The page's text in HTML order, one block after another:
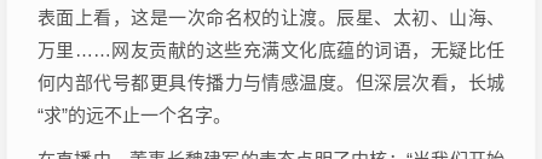
表面上看，这是一次命名权的让渡。辰星、太初、山海、
万里……网友贡献的这些充满文化底蕴的词语，无疑比任
何内部代号都更具传播力与情感温度。但深层次看，长城
“求”的远不止一个名字。